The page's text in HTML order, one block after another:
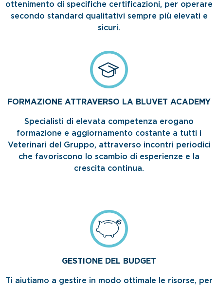
ottenimento di specifiche certificazioni, per operare
secondo standard qualitativi sempre più elevati e
sicuri.
FORMAZIONE ATTRAVERSO LA BLUVET ACADEMY
Specialisti di elevata competenza erogano
formazione e aggiornamento costante a tutti i
Veterinari del Gruppo, attraverso incontri periodici
che favoriscono lo scambio di esperienze e la
crescita continua.
GESTIONE DEL BUDGET
Ti aiutiamo a gestire in modo ottimale le risorse, per